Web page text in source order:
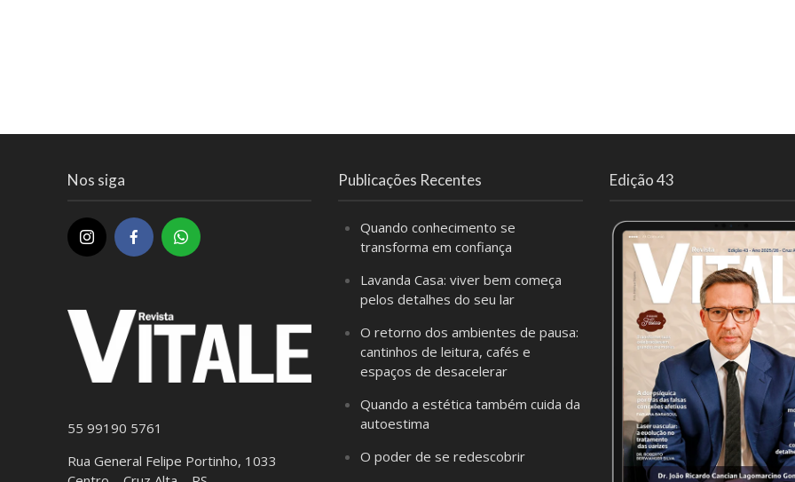
Nos siga
55 99190 5761
Rua General Felipe Portinho, 1033
Publicações Recentes
Quando conhecimento se
transforma em confiança
Lavanda Casa: viver bem começa
pelos detalhes do seu lar
O retorno dos ambientes de pausa:
cantinhos de leitura, cafés e
espaços de desacelerar
Quando a estética também cuida da
autoestima
O poder de se redescobrir
Edição 43